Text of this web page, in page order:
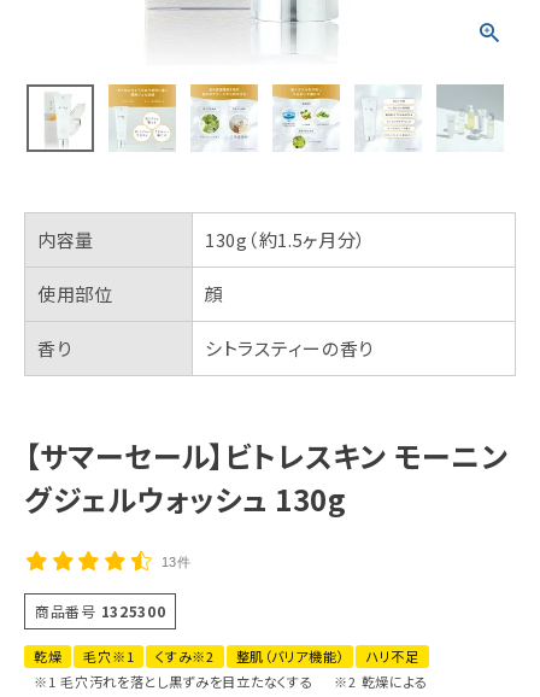
内容量 130g（約1.5ヶ月分）
使用部位 顔
香り シトラスティーの香り
【サマーセール】ビトレスキン モーニン
グジェルウォッシュ 130g
13件
商品番号 1325300
乾燥 毛穴※1 くすみ※2 整肌（バリア機能）
ハリ不足
※1 毛穴汚れを落とし黒ずみを目立たなくする
※2 乾燥による